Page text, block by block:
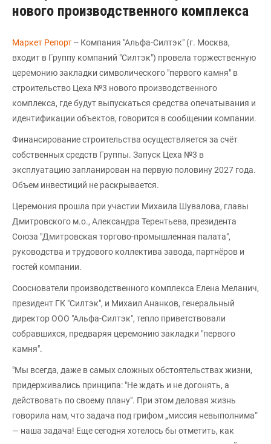
нового производственного комплекса
Маркет Репорт-- Компания "Альфа-Силтэк" (г. Москва,
входит в Группу компаний "Силтэк") провела торжественную
церемонию закладки символического "первого камня" в
строительство Цеха №3 нового производственного
комплекса, где будут выпускаться средства опечатывания и
идентификации объектов, говорится в сообщении компании.
Финансирование строительства осуществляется за счёт
собственных средств Группы. Запуск Цеха №3 в
эксплуатацию запланирован на первую половину 2027 года.
Объем инвестиций не раскрывается.
Церемония прошла при участии Михаила Шувалова, главы
Дмитровского м.о., Александра Терентьева, президента
Союза "Дмитровская торгово-промышленная палата",
руководства и трудового коллектива завода, партнёров и
гостей компании.
Сооснователи производственного комплекса Елена Меланич,
президент ГК "Силтэк", и Михаил Ананков, генеральный
директор ООО "Альфа-Силтэк", тепло приветствовали
собравшихся, предваряя церемонию закладки "первого
камня".
"Мы всегда, даже в самых сложных обстоятельствах жизни,
придерживались принципа: "Не ждать и не догонять, а
действовать по своему плану". При этом деловая жизнь
говорила нам, что задача под грифом „миссия невыполнима“
— наша задача! Еще сегодня хотелось бы отметить, как